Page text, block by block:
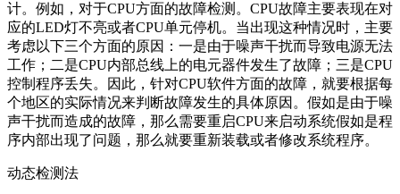
计。例如，对于CPU方面的故障检测。CPU故障主要表现在对
应的LED灯不亮或者CPU单元停机。当出现这种情况时，主要
考虑以下三个方面的原因：一是由于噪声干扰而导致电源无法
工作；二是CPU内部总线上的电元器件发生了故障；三是CPU
控制程序丢失。因此，针对CPU软件方面的故障，就要根据每
个地区的实际情况来判断故障发生的具体原因。假如是由于噪
声干扰而造成的故障，那么需要重启CPU来启动系统假如是程
序内部出现了问题，那么就要重新装载或者修改系统程序。
动态检测法